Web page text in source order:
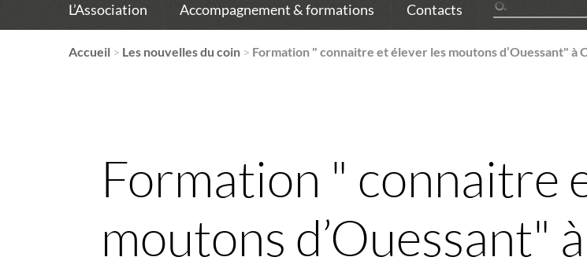
L’Association Accompagnement & formations Contacts
Accueil > Les nouvelles du coin > Formation " connaitre et élever les moutons d’Ouessant" à
Formation " connaitre
moutons d’Ouessant"